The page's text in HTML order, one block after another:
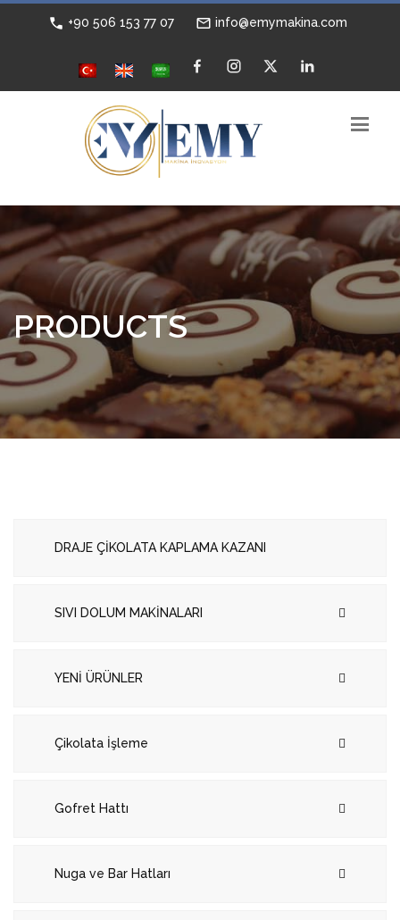
+90 506 153 77 07 info@emymakina.com
PRODUCTS
DRAJE ÇİKOLATA KAPLAMA KAZANI
SIVI DOLUM MAKİNALARI
YENİ ÜRÜNLER
Çikolata İşleme
Gofret Hattı
Nuga ve Bar Hatları